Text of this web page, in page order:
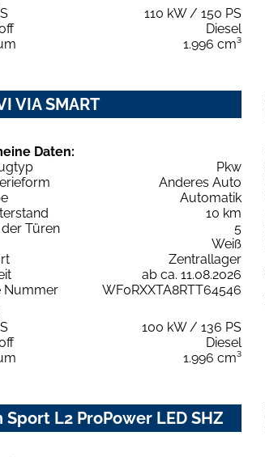
110 kW / 150 PS
Diesel
1.996 cm³
VIA SMART
Daten:
Pkw
Anderes Auto
Automatik
10 km
Türen
5
Weiß
Zentrallager
ab ca. 11.08.2026
Nummer
WF0RXXTA8RTT64546
100 kW / 136 PS
Diesel
1.996 cm³
L2 ProPower LED SHZ